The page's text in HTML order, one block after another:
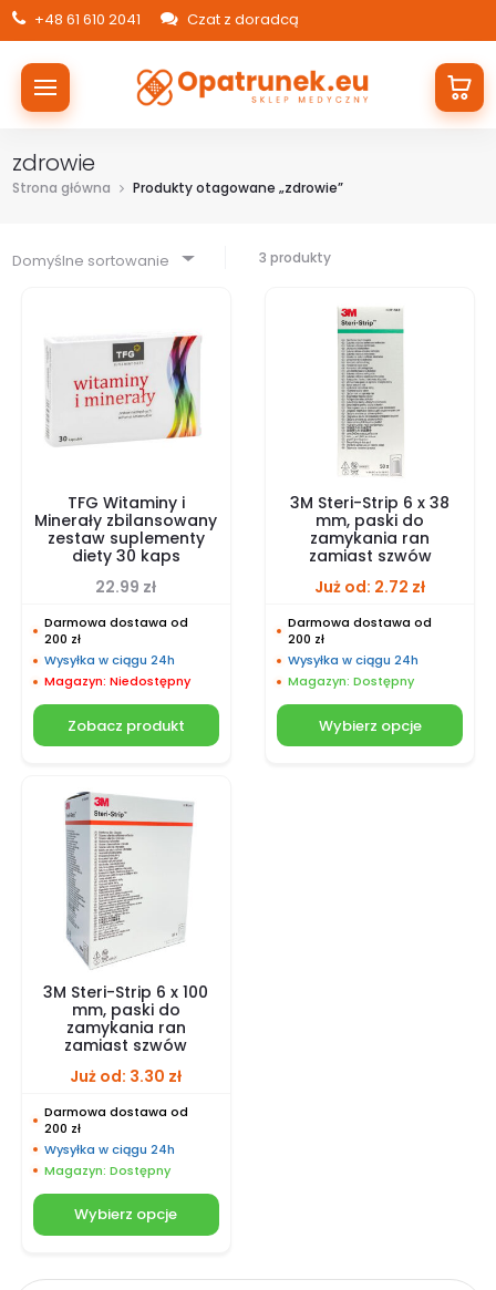
+48 61 610 2041 Czat z doradcą
zdrowie
Strona główna Produkty otagowane „zdrowie”
Domyślne sortowanie 3 produkty
TFG Witaminy i
Minerały zbilansowany
zestaw suplementy
diety 30 kaps
22.99 zł
Darmowa dostawa od
200 zł
Wysyłka w ciągu 24h
Magazyn: Niedostępny
Zobacz produkt
3M Steri-Strip 6 x 38
mm, paski do
zamykania ran
zamiast szwów
Już od: 2.72 zł
Darmowa dostawa od
200 zł
Wysyłka w ciągu 24h
Magazyn: Dostępny
Wybierz opcje
3M Steri-Strip 6 x 100
mm, paski do
zamykania ran
zamiast szwów
Już od: 3.30 zł
Darmowa dostawa od
200 zł
Wysyłka w ciągu 24h
Magazyn: Dostępny
Wybierz opcje